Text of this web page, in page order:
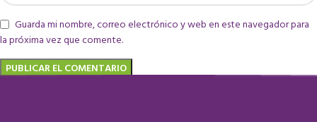
Guarda mi nombre, correo electrónico y web en este navegador para
la próxima vez que comente.